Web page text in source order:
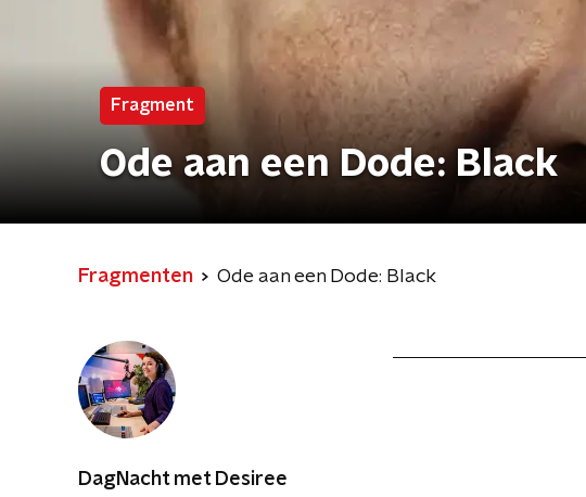
Fragment
Ode aan een Dode: Black
Fragmenten Ode aan een Dode: Black
DagNacht met Desiree